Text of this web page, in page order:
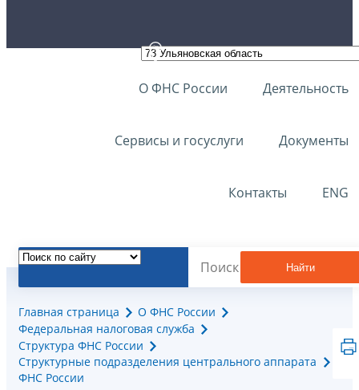
О ФНС России Деятельность
Сервисы и госуслуги Документы
Контакты ENG
Найти
Главная страница
О ФНС России
Федеральная налоговая служба
Структура ФНС России
Структурные подразделения центрального аппарата
ФНС России